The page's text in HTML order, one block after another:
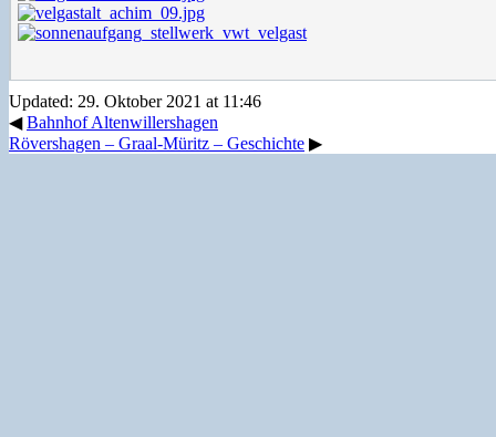
Updated: 29. Oktober 2021 at 11:46
◀Bahnhof Altenwillershagen
Rövershagen – Graal-Müritz – Geschichte ▶